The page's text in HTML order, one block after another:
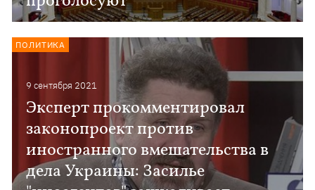
9 сентября 2021
Эксперт прокомментировал
законопроект против
иностранного вмешательства в
дела Украины: Засилье
ПОЛИТИКА